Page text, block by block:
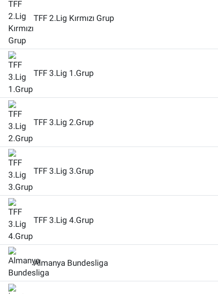
TFF 2.Lig Kırmızı Grup
TFF 3.Lig 1.Grup
TFF 3.Lig 2.Grup
TFF 3.Lig 3.Grup
TFF 3.Lig 4.Grup
Almanya Bundesliga
MANŞET
İLAN
Bize ulaşın
İletişim/Künye
Yaşam
Gözden Kaçmasın
İletişim (Künye)